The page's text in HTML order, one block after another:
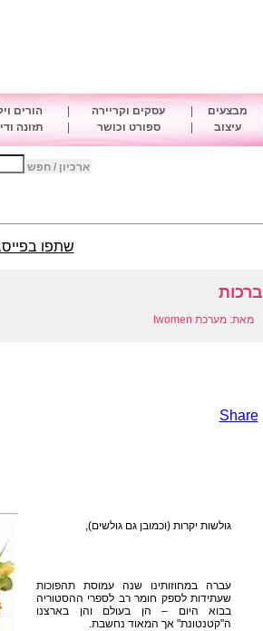
מבצעים עסקים וקריירה הורים
עיצוב ספורט וכושר תזונה
ארכיון / חפש
שתפו
ברכות
מאת: מערכת Iwomen
Share
גולשות יקרות (וכמובן גם גולשים),
עברה במחוזותינו שנה עמוסת תהפוכות
שעתידות לספק חומר רב לספרי ההסטוריה
בבוא היום – הן בעולם והן בארצנו
ה"קטנטונת" אך המאוד נחשבת.